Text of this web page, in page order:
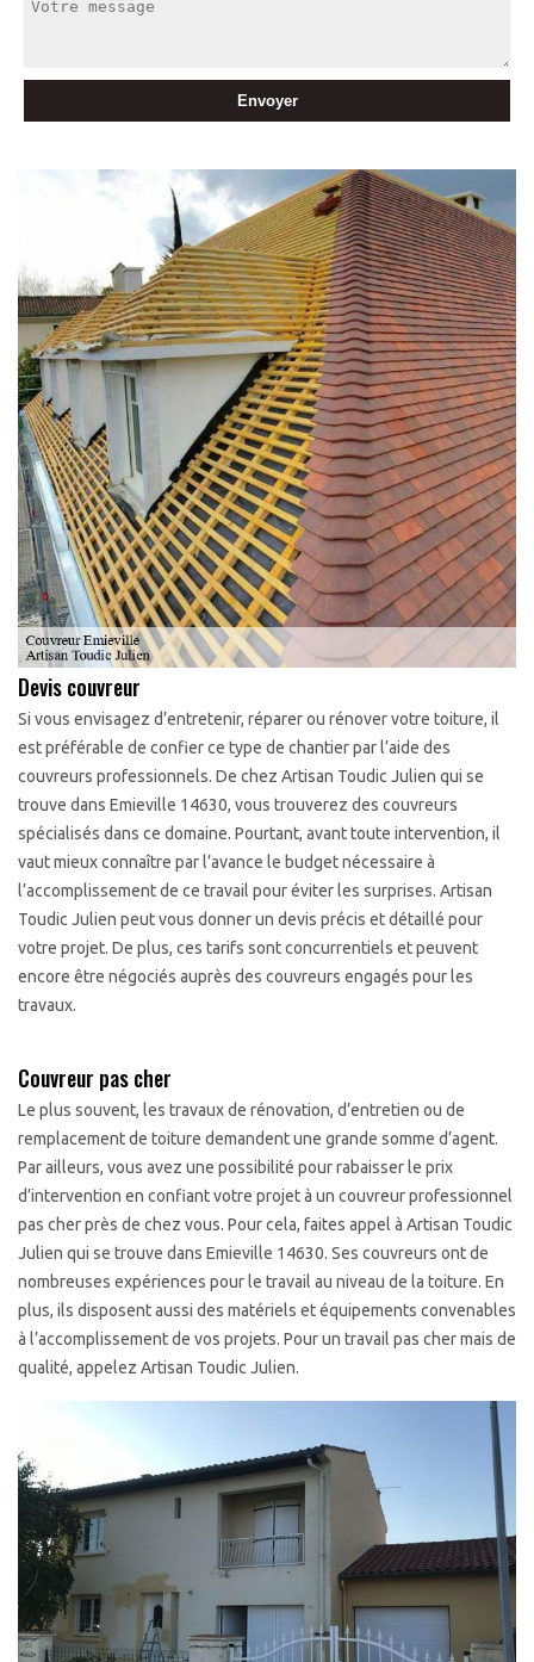
Devis couvreur
Si vous envisagez d’entretenir, réparer ou rénover votre toiture, il
est préférable de confier ce type de chantier par l’aide des
couvreurs professionnels. De chez Artisan Toudic Julien qui se
trouve dans Emieville 14630, vous trouverez des couvreurs
spécialisés dans ce domaine. Pourtant, avant toute intervention, il
vaut mieux connaître par l’avance le budget nécessaire à
l’accomplissement de ce travail pour éviter les surprises. Artisan
Toudic Julien peut vous donner un devis précis et détaillé pour
votre projet. De plus, ces tarifs sont concurrentiels et peuvent
encore être négociés auprès des couvreurs engagés pour les
travaux.
Couvreur pas cher
Le plus souvent, les travaux de rénovation, d’entretien ou de
remplacement de toiture demandent une grande somme d’agent.
Par ailleurs, vous avez une possibilité pour rabaisser le prix
d’intervention en confiant votre projet à un couvreur professionnel
pas cher près de chez vous. Pour cela, faites appel à Artisan Toudic
Julien qui se trouve dans Emieville 14630. Ses couvreurs ont de
nombreuses expériences pour le travail au niveau de la toiture. En
plus, ils disposent aussi des matériels et équipements convenables
à l’accomplissement de vos projets. Pour un travail pas cher mais de
qualité, appelez Artisan Toudic Julien.